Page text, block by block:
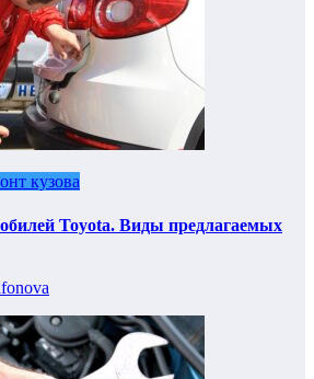
кузова
Toyota. Виды предлагаемых